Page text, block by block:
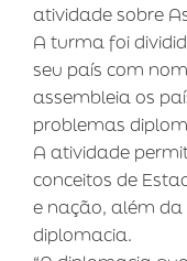
atividade sobre
A turma foi
seu país com
assembleia os
problemas
A atividade
conceitos de
e nação, além
diplomacia.